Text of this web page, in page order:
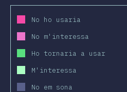
No ho usaria
No m'interessa
Ho tornaria a usar
M'interessa
No em sona